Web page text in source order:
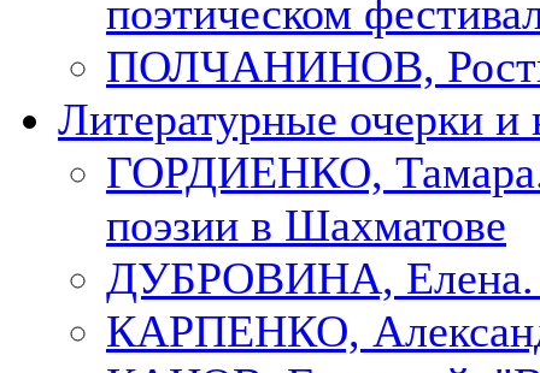
поэтическом
ПОЛЧАНИНОВ,
Литературные очерки и
ГОРДИЕНКО, Тамара.
поэзии в Шахматове
ДУБРОВИНА,
КАРПЕНКО,